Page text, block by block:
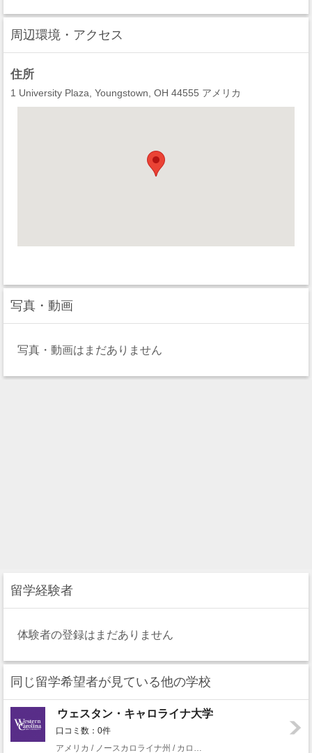
周辺環境・アクセス
住所
1 University Plaza, Youngstown, OH 44555 アメリカ
写真・動画
写真・動画はまだありません
留学経験者
体験者の登録はまだありません
同じ留学希望者が見ている他の学校
ウェスタン・キャロライナ大学
口コミ数：0件